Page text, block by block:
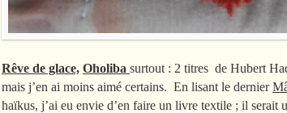
Rêve de glace, Oholiba surtout : 2 titres de Hubert
mais j’en ai moins aimé certains. En lisant le dernier
haïkus, j’ai eu envie d’en faire un livre textile ; il serait